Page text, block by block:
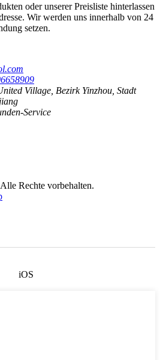
oder unserer Preisliste hinterlassen
Wir werden uns innerhalb von 24
setzen.
Village, Bezirk Yinzhou, Stadt
Service
Rechte vorbehalten.
iOS